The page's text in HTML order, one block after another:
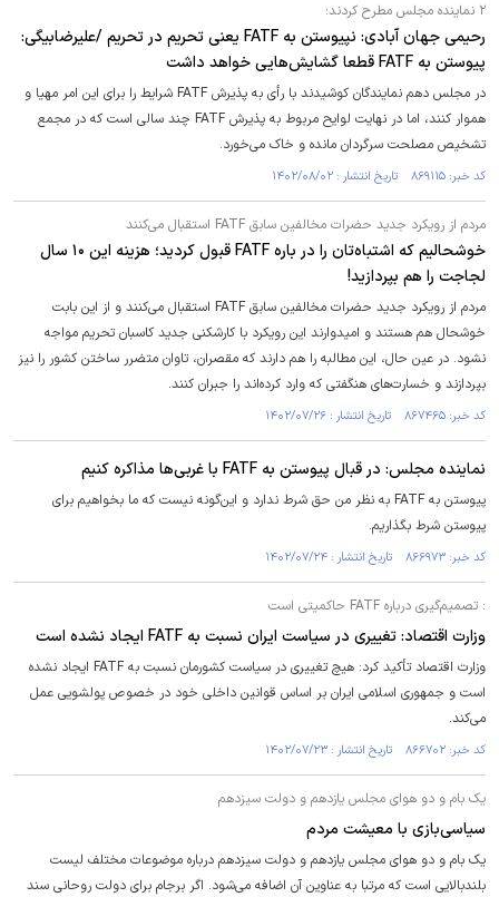
۲ نماینده مجلس مطرح کردند؛
رحیمی جهان آبادی: نپیوستن به FATF یعنی تحریم در تحریم /علیرضابیگی:
پیوستن به FATF قطعا گشایش‌هایی خواهد داشت
در مجلس دهم نمایندگان کوشیدند با رأی به پذیرش FATF شرایط را برای این امر مهیا و
هموار کنند، اما در نهایت لوایح مربوط به پذیرش FATF چند سالی است که در مجمع
تشخیص مصلحت سرگردان مانده و خاک می‌خورد.
کد خبر: ۸۶۹۱۱۵ تاریخ انتشار : ۱۴۰۲/۰۸/۰۲
مردم از رویکرد جدید حضرات مخالفین سابق FATF استقبال می‌کنند
خوشحالیم که اشتباه‌تان را در باره FATF قبول کردید؛ هزینه این ۱۰ سال
لجاجت را هم بپردازید!
مردم از رویکرد جدید حضرات مخالفین سابق FATF استقبال می‌کنند و از این بابت
خوشحال هم هستند و امیدوارند این رویکرد با کارشکنی جدید کاسبان تحریم مواجه
نشود. در عین حال، این مطالبه را هم دارند که مقصران، تاوان متضرر ساختن کشور را نیز
بپردازند و خسارت‌های هنگفتی که وارد کرده‌اند را جبران کنند.
کد خبر: ۸۶۷۴۶۵ تاریخ انتشار : ۱۴۰۲/۰۷/۲۶
نماینده مجلس: در قبال پیوستن به FATF با غربی‌ها مذاکره کنیم
پیوستن به FATF به نظر من حق شرط ندارد و این‌گونه نیست که ما بخواهیم برای
پیوستن شرط بگذاریم.
کد خبر: ۸۶۶۹۷۳ تاریخ انتشار : ۱۴۰۲/۰۷/۲۴
: تصمیم‌گیری درباره FATF حاکمیتی است
وزارت اقتصاد: تغییری در سیاست ایران نسبت به FATF ایجاد نشده است
وزارت اقتصاد تأکید کرد: هیچ تغییری در سیاست کشورمان نسبت به FATF ایجاد نشده
است و جمهوری اسلامی ایران بر اساس قوانین داخلی خود در خصوص پولشویی عمل
می‌کند.
کد خبر: ۸۶۶۷۰۲ تاریخ انتشار : ۱۴۰۲/۰۷/۲۳
یک بام و دو هوای مجلس یازدهم و دولت سیزدهم
سیاسی‌بازی با معیشت مردم
یک بام و دو هوای مجلس یازدهم و دولت سیزدهم درباره موضوعات مختلف لیست
بلندبالایی است که مرتبا به عناوین آن اضافه می‌شود. اگر برجام برای دولت روحانی سند